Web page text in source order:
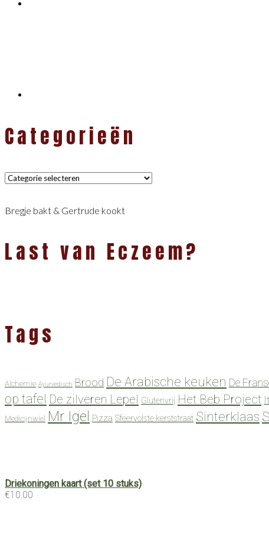
Categorieën
Categorieën
Bregje bakt & Gertrude kookt
Last van Eczeem?
Tags
Alchemie Ayurvedisch Brood De Arabische keuken De
op tafel De zilveren Lepel Glutenvrij Het Beb Project
Medicijnwiel Mr Igel Pizza Sfeervolste kerststraat Sinterklaas
Driekoningen kaart (set 10 stuks)
€10.00